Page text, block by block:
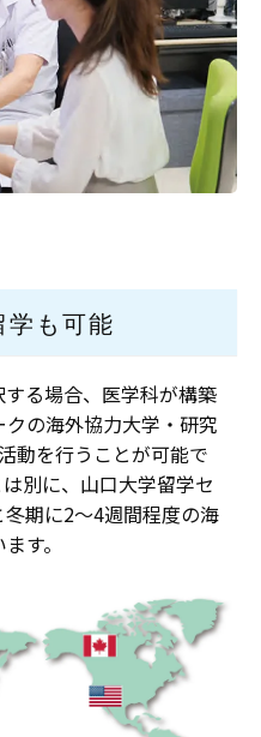
学も可能
る場合、医学科が構築
の海外協力大学・研究
動を行うことが可能で
別に、山口大学留学セ
期に2～4週間程度の海
す。